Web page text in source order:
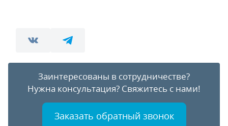
Заинтересованы в сотрудничестве?
Нужна консультация? Свяжитесь с нами!
Заказать обратный звонок